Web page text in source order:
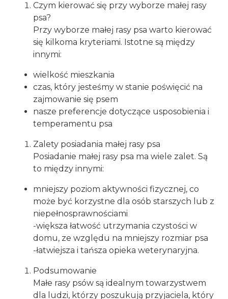
Czym kierować się przy wyborze małej rasy
psa?
Przy wyborze małej rasy psa warto kierować
się kilkoma kryteriami. Istotne są między
innymi:
wielkość mieszkania
czas, który jesteśmy w stanie poświęcić na
zajmowanie się psem
nasze preferencje dotyczące usposobienia i
temperamentu psa
Zalety posiadania małej rasy psa
Posiadanie małej rasy psa ma wiele zalet. Są
to między innymi:
mniejszy poziom aktywności fizycznej, co
może być korzystne dla osób starszych lub z
niepełnosprawnościami
-większa łatwość utrzymania czystości w
domu, ze względu na mniejszy rozmiar psa
-łatwiejsza i tańsza opieka weterynaryjna.
Podsumowanie
Małe rasy psów są idealnym towarzystwem
dla ludzi, którzy poszukują przyjaciela, który